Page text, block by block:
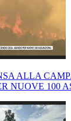
ALLA
NUOVE 100